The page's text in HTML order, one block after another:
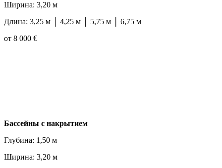
Ширина: 3,20 м
Длина: 3,25 м │ 4,25 м │ 5,75 м │ 6,75 м
от 8 000 €
Бассейны с накрытием
Глубина: 1,50 м
Ширина: 3,20 м